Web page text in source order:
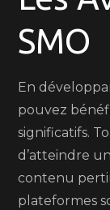
SMO
En
pouvez
significatifs.
d’atteindre
contenu
plateformes